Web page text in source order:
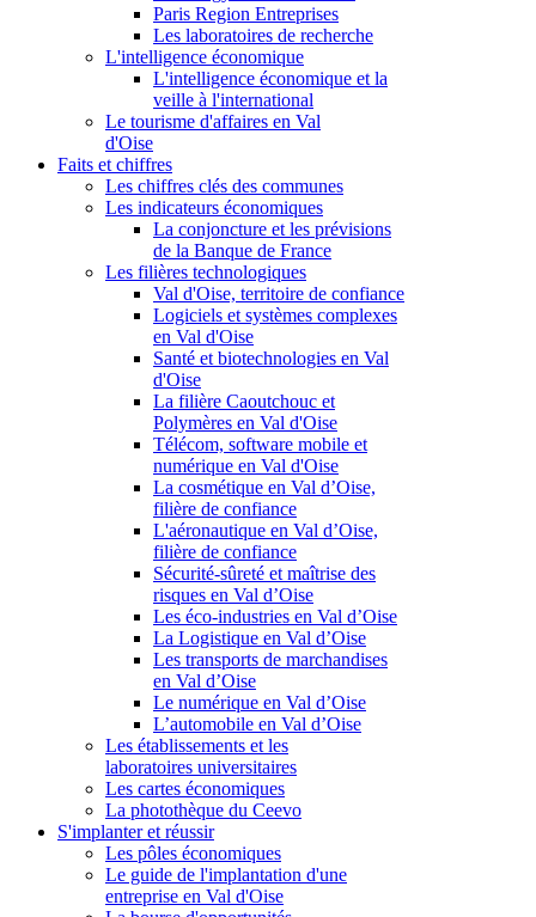
Paris Region Entreprises
Les laboratoires de recherche
L'intelligence économique
L'intelligence économique et la
veille à l'international
Le tourisme d'affaires en Val
d'Oise
Faits et chiffres
Les chiffres clés des communes
Les indicateurs économiques
La conjoncture et les prévisions
de la Banque de France
Les filières technologiques
Val d'Oise, territoire de confiance
Logiciels et systèmes complexes
en Val d'Oise
Santé et biotechnologies en Val
d'Oise
La filière Caoutchouc et
Polymères en Val d'Oise
Télécom, software mobile et
numérique en Val d'Oise
La cosmétique en Val d’Oise,
filière de confiance
L'aéronautique en Val d’Oise,
filière de confiance
Sécurité-sûreté et maîtrise des
risques en Val d’Oise
Les éco-industries en Val d’Oise
La Logistique en Val d’Oise
Les transports de marchandises
en Val d’Oise
Le numérique en Val d’Oise
L’automobile en Val d’Oise
Les établissements et les
laboratoires universitaires
Les cartes économiques
La photothèque du Ceevo
S'implanter et réussir
Les pôles économiques
Le guide de l'implantation d'une
entreprise en Val d'Oise